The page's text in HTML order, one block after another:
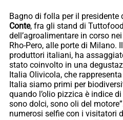
Bagno di folla per il presidente
Conte, fra gli stand di
dell’agroalimentare in corso
Rho-Pero, alle porte di Milano.
produttori italiani, ha
stato coinvolto in una
Italia Olivicola, che
Italia siamo primi per
quando l’olio pizzica è indice
sono dolci, sono oli del
numerosi selfie con i visitatori